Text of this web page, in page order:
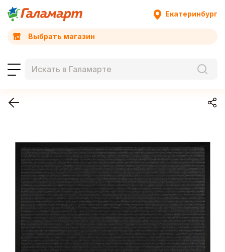
Екатеринбург
Выбрать магазин